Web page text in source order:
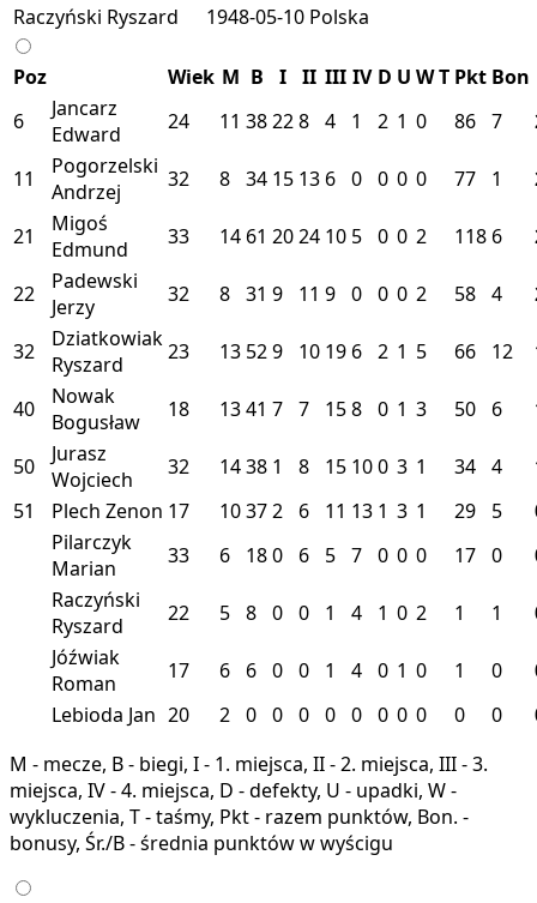
Raczyński Ryszard
1948-05-10 Polska
Poz Wiek M B I II III IV D U WT Pkt Bon
6
Jancarz
Edward
24 11 38228 4 1 2 1 0 86 7
11
Pogorzelski
Andrzej
32 8 34 15 13 6 0 0 0 0 77 1
21
Migoś
Edmund
33 14 61 2024 10 5 0 0 2 118 6
22
Padewski
Jerzy
32 8 31 9 11 9 0 0 0 2 58 4
32
Dziatkowiak
Ryszard
23 13 529 10 19 6 2 1 5 66 12
40
Nowak
Bogusław
18 1341 7 7 158 0 1 3 50 6
50
Jurasz
Wojciech
32 1438 1 8 15 100 3 1 34 4
51
Plech Zenon 17 10372 6 11 13 1 3 1 29 5
Pilarczyk
Marian
33 6 180 6 5 7 0 0 0 17 0
Raczyński
Ryszard
22 5 8 0 0 1 4 1 0 2 1 1
Jóźwiak
Roman
17 6 6 0 0 1 4 0 1 0 1 0
Lebioda Jan 20 2 0 0 0 0 0 0 0 0 0 0
M - mecze, B - biegi, I - 1. miejsca, II - 2. miejsca, III - 3.
miejsca, IV - 4. miejsca, D - defekty, U - upadki, W -
wykluczenia, T - taśmy, Pkt - razem punktów, Bon. -
bonusy, Śr./B - średnia punktów w wyścigu